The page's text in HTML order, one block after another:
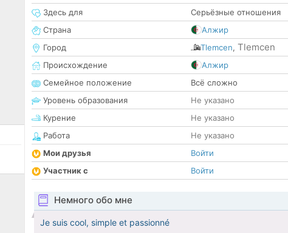
Здесь для
Серьёзные отношения
Страна
Алжир
Город
Tlemcen, Tlemcen
Происхождение
Алжир
Семейное положение
Всё сложно
Уровень образования
Не указано
Курение
Не указано
Работа
Не указано
Мои друзья
Войти
Участник с
Войти
Немного обо мне
Je suis cool, simple et passionné